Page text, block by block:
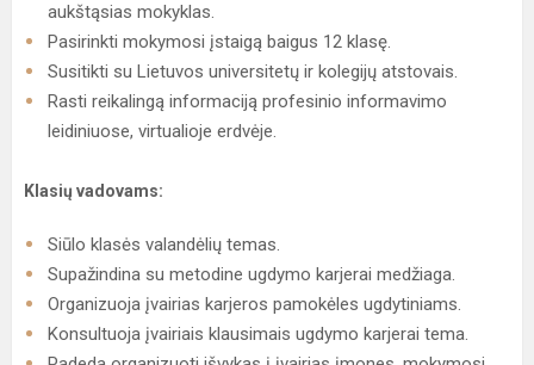
aukštąsias mokyklas.
Pasirinkti mokymosi įstaigą baigus 12 klasę.
Susitikti su Lietuvos universitetų ir kolegijų atstovais.
Rasti reikalingą informaciją profesinio informavimo
leidiniuose, virtualioje erdvėje.
Klasių vadovams:
Siūlo klasės valandėlių temas.
Supažindina su metodine ugdymo karjerai medžiaga.
Organizuoja įvairias karjeros pamokėles ugdytiniams.
Konsultuoja įvairiais klausimais ugdymo karjerai tema.